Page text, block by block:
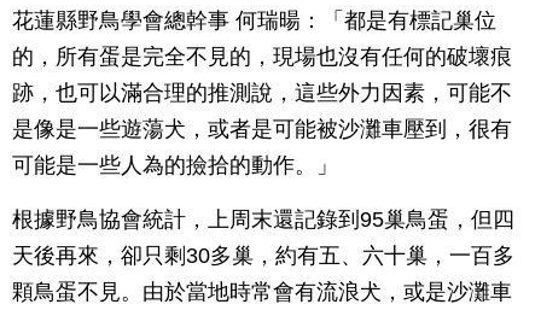
花蓮縣野鳥學會總幹事 何瑞暘：「都是有標記巢位
的，所有蛋是完全不見的，現場也沒有任何的破壞痕
跡，也可以滿合理的推測說，這些外力因素，可能不
是像是一些遊蕩犬，或者是可能被沙灘車壓到，很有
可能是一些人為的撿拾的動作。」
根據野鳥協會統計，上周末還記錄到95巢鳥蛋，但四
天後再來，卻只剩30多巢，約有五、六十巢，一百多
顆鳥蛋不見。由於當地時常會有流浪犬，或是沙灘車